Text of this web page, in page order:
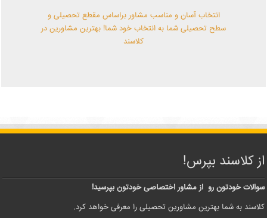
انتخاب آسان و مناسب مشاور براساس مقطع تحصیلی و
سطح تحصیلی شما به انتخاب خود شما! بهترین مشاورین در
کلاسند
از کلاسند بپرس!
سوالات خودتون رو از مشاور اختصاصی خودتون بپرسید!
کلاسند به شما بهترین مشاورین تحصیلی را معرفی خواهد کرد.